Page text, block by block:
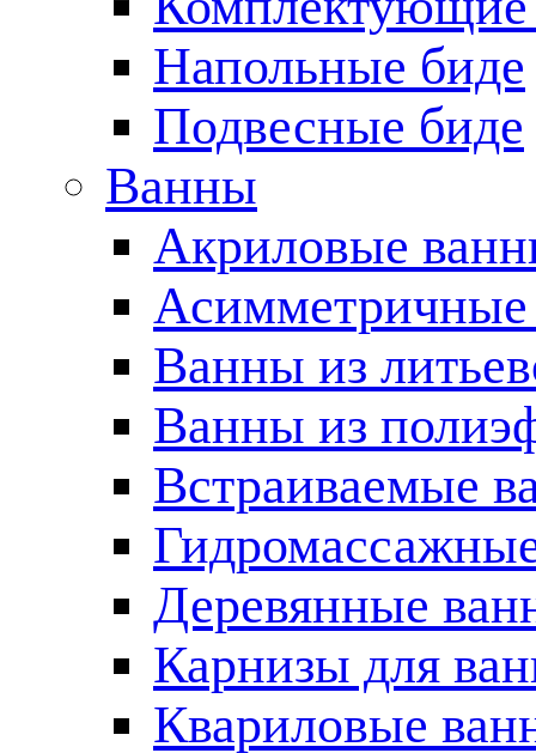
Напольные биде
Подвесные биде
Ванны
Акриловые
Ванны из
Ванны из
Встраиваемые
Деревянные
Карнизы для
Квариловые